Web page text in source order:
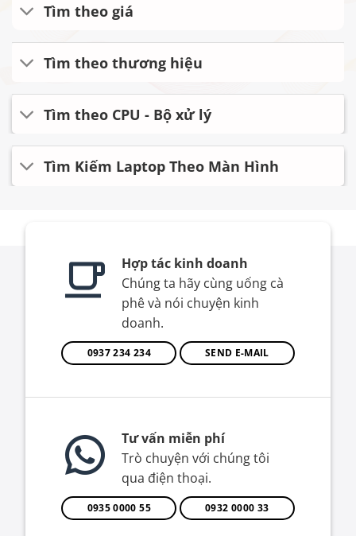
Tìm theo giá
Tìm theo thương hiệu
Tìm theo CPU - Bộ xử lý
Tìm Kiếm Laptop Theo Màn Hình
Hợp tác kinh doanh
Chúng ta hãy cùng uống cà
phê và nói chuyện kinh
doanh.
0937 234 234 SEND E-MAIL
Tư vấn miễn phí
Trò chuyện với chúng tôi
qua điện thoại.
0935 0000 55 0932 0000 33